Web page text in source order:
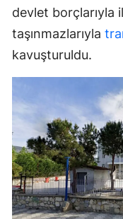
devlet borçlarıyla
taşınmazlarıyla
kavuşturuldu.